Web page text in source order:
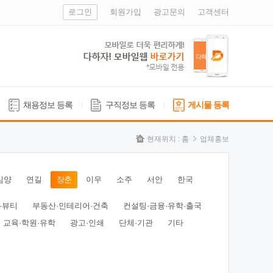
로그인 회원가입 광고문의 고객센터
채용정보 등록 구직정보 등록 게시물 등록
현재위치 : 홈 업체홍보
양 연길 장춘 이우 소주 서안 한국
뷰티 부동산·인테리어·건축
컨설팅·금융·유학·출국
교육·학원·유학
광고·인쇄 단체·기관 기타